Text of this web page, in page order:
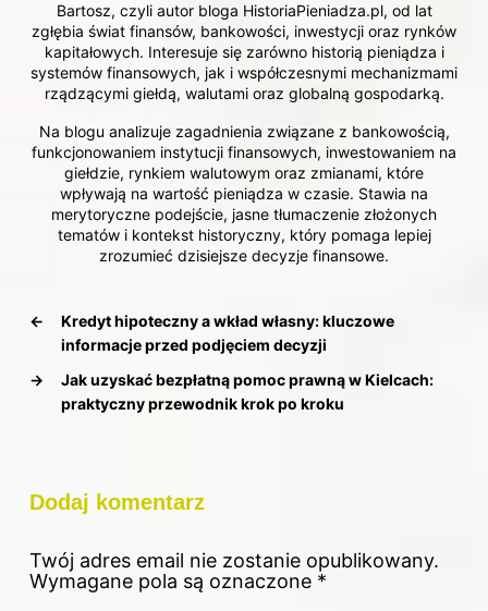
Bartosz, czyli autor bloga HistoriaPieniadza.pl, od lat
zgłębia świat finansów, bankowości, inwestycji oraz rynków
kapitałowych. Interesuje się zarówno historią pieniądza i
systemów finansowych, jak i współczesnymi mechanizmami
rządzącymi giełdą, walutami oraz globalną gospodarką.
Na blogu analizuje zagadnienia związane z bankowością,
funkcjonowaniem instytucji finansowych, inwestowaniem na
giełdzie, rynkiem walutowym oraz zmianami, które
wpływają na wartość pieniądza w czasie. Stawia na
merytoryczne podejście, jasne tłumaczenie złożonych
tematów i kontekst historyczny, który pomaga lepiej
zrozumieć dzisiejsze decyzje finansowe.
←
Kredyt hipoteczny a wkład własny: kluczowe
informacje przed podjęciem decyzji
→
Jak uzyskać bezpłatną pomoc prawną w Kielcach:
praktyczny przewodnik krok po kroku
Dodaj komentarz
Twój adres email nie zostanie opublikowany.
Wymagane pola są oznaczone *